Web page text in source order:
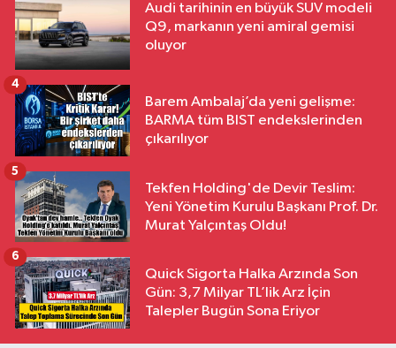
Audi tarihinin en büyük SUV modeli
Q9, markanın yeni amiral gemisi
oluyor
Barem Ambalaj’da yeni gelişme:
BARMA tüm BIST endekslerinden
çıkarılıyor
4
Tekfen Holding'de Devir Teslim:
Yeni Yönetim Kurulu Başkanı Prof. Dr.
Murat Yalçıntaş Oldu!
5
Quick Sigorta Halka Arzında Son
Gün: 3,7 Milyar TL’lik Arz İçin
Talepler Bugün Sona Eriyor
6